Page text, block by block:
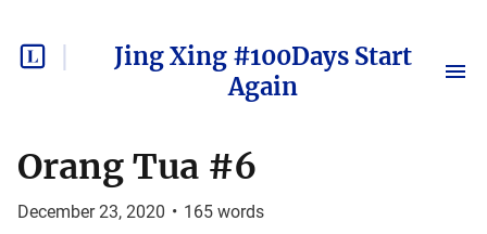
Jing Xing #100Days Start
Again
Orang Tua #6
December 23, 2020 • 165 words